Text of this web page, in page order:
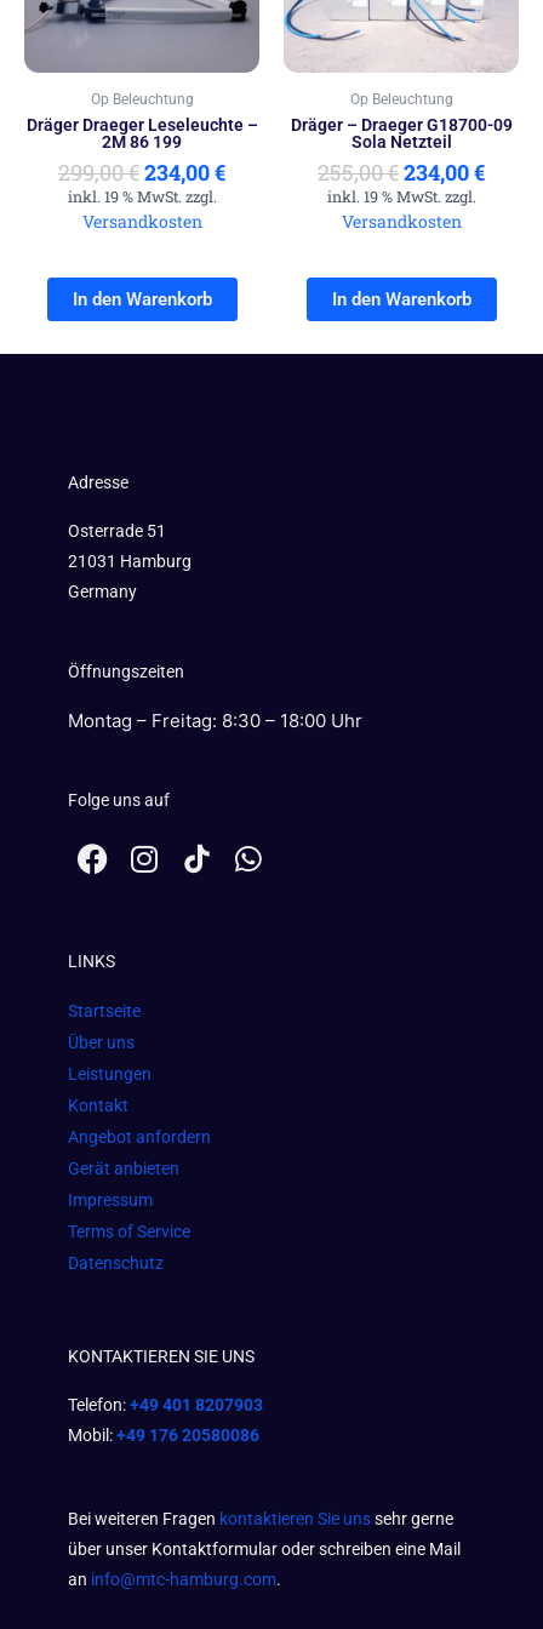
Op Beleuchtung
Dräger Draeger Leseleuchte –
2M 86 199
299,00€234,00€
inkl. 19 % MwSt. zzgl.
Versandkosten
In den Warenkorb
Op Beleuchtung
Dräger – Draeger G18700-09
Sola Netzteil
255,00€234,00€
inkl. 19 % MwSt. zzgl.
Versandkosten
In den Warenkorb
Adresse
Osterrade 51
21031 Hamburg
Germany
Öffnungszeiten
Montag – Freitag: 8:30 – 18:00 Uhr
Folge uns auf
F
a
b
o
o
k
I
n
m
W
h
LINKS
Startseite
Über uns
Leistungen
Kontakt
Angebot anfordern
Gerät anbieten
Impressum
Terms of Service
Datenschutz
KONTAKTIEREN SIE UNS
Telefon:+49 401 8207903
Mobil:+49 176 20580086
Bei weiteren Fragen kontaktieren Sie unssehr gerne
über unser Kontaktformular oder schreiben eine Mail
an info@mtc-hamburg.com.